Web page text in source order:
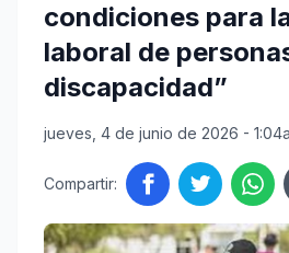
condiciones para
laboral de
discapacidad”
jueves, 4 de junio de 2026 -
Compartir: